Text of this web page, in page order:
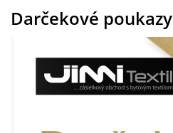
Darčekové poukazy